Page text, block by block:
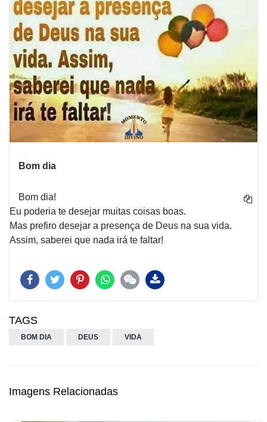
Bom dia
Bom dia!
Eu poderia te desejar muitas coisas boas.
Mas prefiro desejar a presença de Deus na sua vida.
Assim, saberei que nada irá te faltar!
TAGS
BOM DIA DEUS VIDA
Imagens Relacionadas